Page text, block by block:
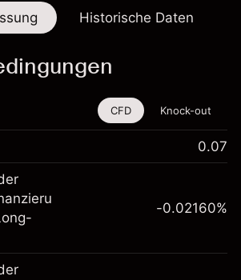
Historische Daten
steht für das Traden
Knock-outs zur Verfügung.
über:
CFD Knock-out
0.07
-0.02160%